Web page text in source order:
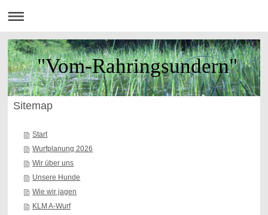
"Vom-Rahringsundern"
Sitemap
Start
Wurfplanung 2026
Wir über uns
Unsere Hunde
Wie wir jagen
KLM A-Wurf